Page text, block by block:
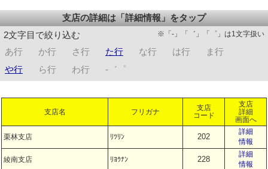
支店の詳細は「詳細情報」をタップ
2文字目で絞り込む
※「-」「゛」「゜」は1文字扱い
あ行 か行 さ行 た行 な行 は行
ま行
や行
ら行 わ行 -゛゜
支店名 フリガナ
支店
コード
支店
詳細
画面へ
栗林支店 ﾘﾂﾘﾝ 202
詳細
情報
綾南支店 ﾘﾖｳﾅﾝ 228
詳細
情報